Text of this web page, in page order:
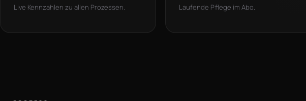
Live Kennzahlen zu allen Prozessen. Laufende Pflege im Abo.